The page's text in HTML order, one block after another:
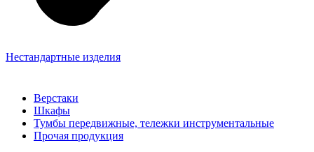
Нестандартные изделия
Верстаки
Шкафы
Тумбы передвижные, тележки инструментальные
Прочая продукция